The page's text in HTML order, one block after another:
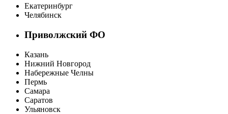
Екатеринбург
Челябинск
Приволжский ФО
Казань
Нижний Новгород
Набережные Челны
Пермь
Самара
Саратов
Ульяновск